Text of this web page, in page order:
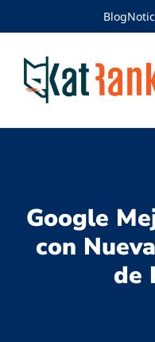
Blog
Google
con
de